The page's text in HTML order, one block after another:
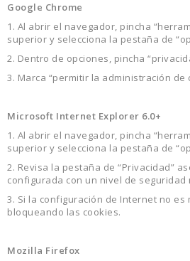
Google Chrome
1. Al abrir el navegador, pincha
superior y selecciona la pestaña de
2. Dentro de opciones, pincha
3. Marca “permitir la administración de
Microsoft Internet Explorer 6.0+
1. Al abrir el navegador, pincha
superior y selecciona la pestaña de
2. Revisa la pestaña de “Privacidad”
configurada con un nivel de seguridad
3. Si la configuración de Internet no es
bloqueando las cookies.
Mozilla Firefox